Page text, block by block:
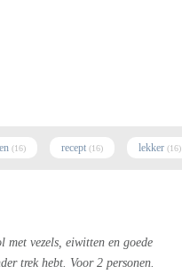
(16) recept (16) lekker (16)
vezels, eiwitten en goede
trek hebt. Voor 2 personen.